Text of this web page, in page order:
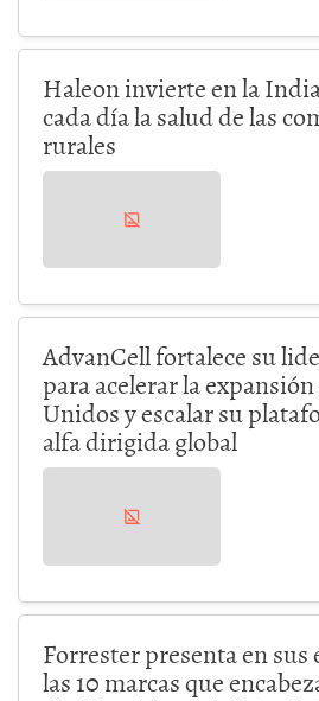
Haleon invierte en la
cada día la salud de las
rurales
AdvanCell fortalece su
para acelerar la
Unidos y escalar su
alfa dirigida global
Forrester presenta en sus
las 10 marcas que